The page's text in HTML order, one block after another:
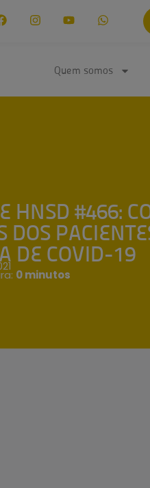
Quem somos
HNSD #466:
DOS
DE COVID-19
0 minutos